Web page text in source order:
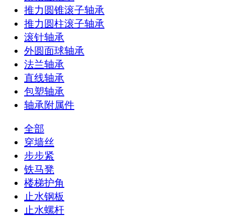
推力圆锥滚子轴承
推力圆柱滚子轴承
滚针轴承
外圆面球轴承
法兰轴承
直线轴承
包塑轴承
轴承附属件
全部
穿墙丝
步步紧
铁马凳
楼梯护角
止水钢板
止水螺杆